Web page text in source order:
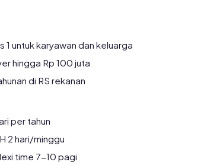
1 untuk karyawan dan keluarga
hingga Rp 100 juta
di RS rekanan
per tahun
2 hari/minggu
time 7-10 pagi